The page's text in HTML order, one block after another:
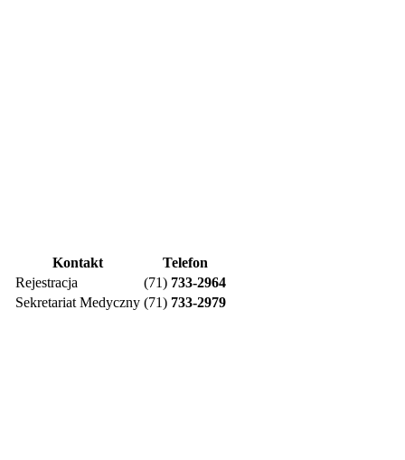
Kontakt
Telefon
Rejestracja
(71) 733-2964
Sekretariat Medyczny (71) 733-2979